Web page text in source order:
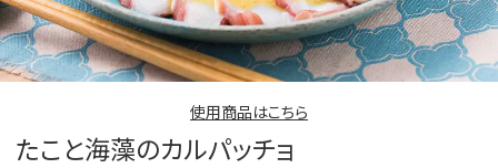
使用商品はこちら
たこと海藻のカルパッチョ